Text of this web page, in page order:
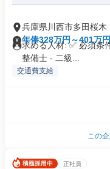
兵庫県川西市多田桜木
年俸328万円～401万円
求める人材: ✅ 必須条
整備士 - 二級...
交通費支給
この
正社員